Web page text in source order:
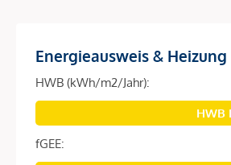
jedes Budget etwas bieten.
Beschreibung *
Energieausweis & Heizung
HWB (kWh/m2/Jahr):
HWB
fGEE: